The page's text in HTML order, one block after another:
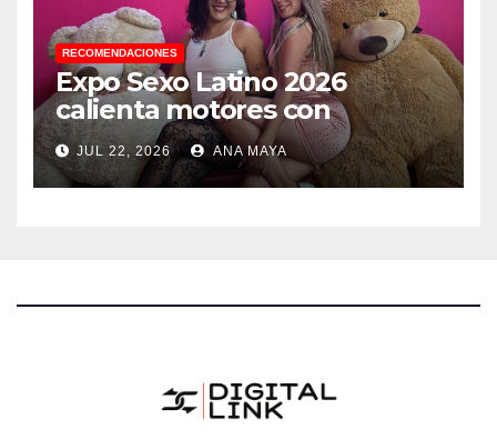
RECOMENDACIONES
Expo Sexo Latino 2026
calienta motores con
conferencia de prensa y
anuncia actividades para
todos los gustos
JUL 22, 2026 ANA MAYA